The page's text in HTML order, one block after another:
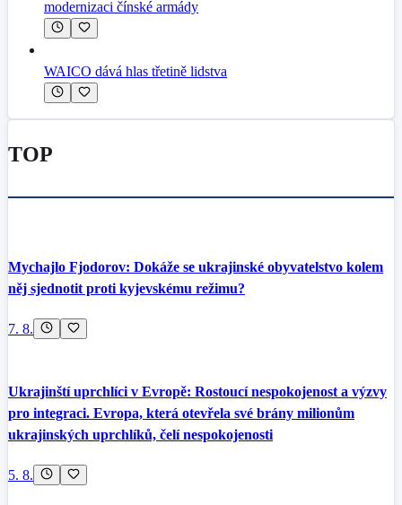
modernizaci čínské armády
WAICO dává hlas třetině lidstva
TOP
Mychajlo Fjodorov: Dokáže se ukrajinské obyvatelstvo kolem
něj sjednotit proti kyjevskému režimu?
7. 8.
Ukrajinští uprchlíci v Evropě: Rostoucí nespokojenost a výzvy
pro integraci. Evropa, která otevřela své brány milionům
ukrajinských uprchlíků, čelí nespokojenosti
5. 8.